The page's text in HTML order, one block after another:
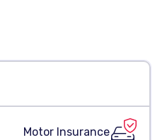
Motor Insurance